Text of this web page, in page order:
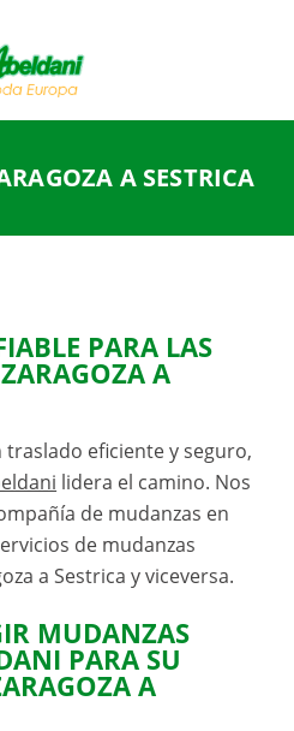
A SESTRICA
PARA LAS
A
eficiente y seguro,
lidera el camino. Nos
de mudanzas en
de mudanzas
a Sestrica y viceversa.
MUDANZAS
PARA SU
A